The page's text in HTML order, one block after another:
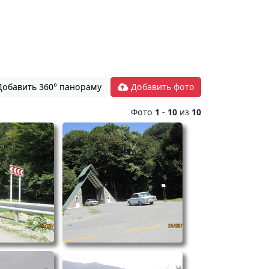
360° панораму Добавить фото
Фото 1 - 10 из 10